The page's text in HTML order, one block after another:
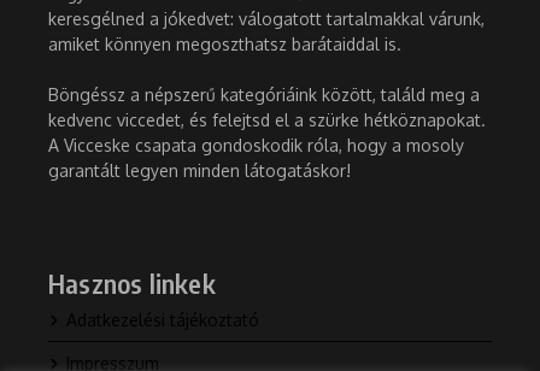
keresgélned a jókedvet: válogatott tartalmakkal várunk,
amiket könnyen megoszthatsz barátaiddal is.
Böngéssz a népszerű kategóriáink között, találd meg a
kedvenc viccedet, és felejtsd el a szürke hétköznapokat.
A Vicceske csapata gondoskodik róla, hogy a mosoly
garantált legyen minden látogatáskor!
Hasznos linkek
Adatkezelési tájékoztató
Impresszum